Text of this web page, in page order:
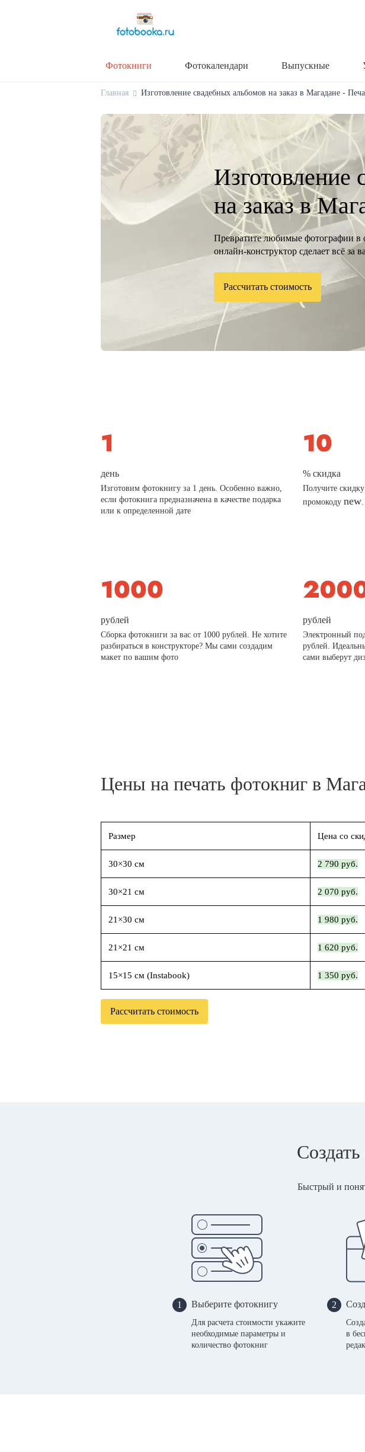
Фотокниги Фотокалендари Выпускные
Главная Изготовление свадебных альбомов на заказ в Магадане -
Изготовление
на заказ в
Превратите любимые фотографии
онлайн-конструктор сделает всё за
Рассчитать стоимость
день
Изготовим фотокнигу за 1 день. Особенно важно,
если фотокнига предназначена в качестве подарка
или к определенной дате
% скидка
Получите
промокодуnew
рублей
Сборка фотокниги за вас от 1000 рублей. Не хотите
разбираться в конструкторе? Мы сами создадим
макет по вашим фото
рублей
Электронный
рублей.
сами выберут
Цены на печать фотокниг в
Размер Цена со
30×30 см 2 790 руб.
30×21 см 2 070 руб.
21×30 см 1 980 руб.
21×21 см 1 620 руб.
15×15 см (Instabook) 1 350 руб.
Рассчитать стоимость
Быстрый и
1 Выберите фотокнигу
Для расчета стоимости укажите
необходимые параметры и
количество фотокниг
2
в